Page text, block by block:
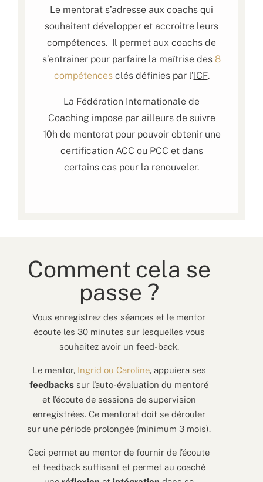
Le mentorat s’adresse aux coachs qui
souhaitent développer et accroitre leurs
compétences. Il permet aux coachs de
s’entrainer pour parfaire la maîtrise des 8
compétencesclés définies par l’ICF.
La Fédération Internationale de
Coaching impose par ailleurs de suivre
10h de mentorat pour pouvoir obtenir une
certification ACC ou PCC et dans
certains cas pour la renouveler.
Comment cela se
passe ?
Vous enregistrez des séances et le mentor
écoute les 30 minutes sur lesquelles vous
souhaitez avoir un feed-back.
Le mentor, Ingrid ou Caroline, appuiera ses
feedbacks sur l’auto-évaluation du mentoré
et l’écoute de sessions de supervision
enregistrées. Ce mentorat doit se dérouler
sur une période prolongée (minimum 3 mois).
Ceci permet au mentor de fournir de l’écoute
et feedback suffisant et permet au coaché